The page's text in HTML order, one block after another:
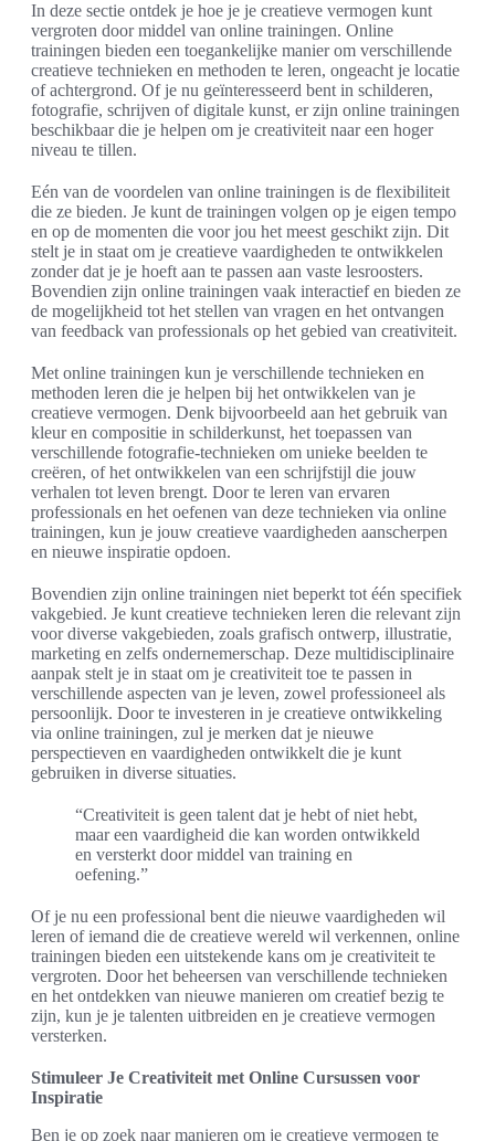
In deze sectie ontdek je hoe je je creatieve vermogen kunt
vergroten door middel van online trainingen. Online
trainingen bieden een toegankelijke manier om verschillende
creatieve technieken en methoden te leren, ongeacht je locatie
of achtergrond. Of je nu geïnteresseerd bent in schilderen,
fotografie, schrijven of digitale kunst, er zijn online trainingen
beschikbaar die je helpen om je creativiteit naar een hoger
niveau te tillen.
Eén van de voordelen van online trainingen is de flexibiliteit
die ze bieden. Je kunt de trainingen volgen op je eigen tempo
en op de momenten die voor jou het meest geschikt zijn. Dit
stelt je in staat om je creatieve vaardigheden te ontwikkelen
zonder dat je je hoeft aan te passen aan vaste lesroosters.
Bovendien zijn online trainingen vaak interactief en bieden ze
de mogelijkheid tot het stellen van vragen en het ontvangen
van feedback van professionals op het gebied van creativiteit.
Met online trainingen kun je verschillende technieken en
methoden leren die je helpen bij het ontwikkelen van je
creatieve vermogen. Denk bijvoorbeeld aan het gebruik van
kleur en compositie in schilderkunst, het toepassen van
verschillende fotografie-technieken om unieke beelden te
creëren, of het ontwikkelen van een schrijfstijl die jouw
verhalen tot leven brengt. Door te leren van ervaren
professionals en het oefenen van deze technieken via online
trainingen, kun je jouw creatieve vaardigheden aanscherpen
en nieuwe inspiratie opdoen.
Bovendien zijn online trainingen niet beperkt tot één specifiek
vakgebied. Je kunt creatieve technieken leren die relevant zijn
voor diverse vakgebieden, zoals grafisch ontwerp, illustratie,
marketing en zelfs ondernemerschap. Deze multidisciplinaire
aanpak stelt je in staat om je creativiteit toe te passen in
verschillende aspecten van je leven, zowel professioneel als
persoonlijk. Door te investeren in je creatieve ontwikkeling
via online trainingen, zul je merken dat je nieuwe
perspectieven en vaardigheden ontwikkelt die je kunt
gebruiken in diverse situaties.
“Creativiteit is geen talent dat je hebt of niet hebt,
maar een vaardigheid die kan worden ontwikkeld
en versterkt door middel van training en
oefening.”
Of je nu een professional bent die nieuwe vaardigheden wil
leren of iemand die de creatieve wereld wil verkennen, online
trainingen bieden een uitstekende kans om je creativiteit te
vergroten. Door het beheersen van verschillende technieken
en het ontdekken van nieuwe manieren om creatief bezig te
zijn, kun je je talenten uitbreiden en je creatieve vermogen
versterken.
Stimuleer Je Creativiteit met Online Cursussen voor
Inspiratie
Ben je op zoek naar manieren om je creatieve vermogen te